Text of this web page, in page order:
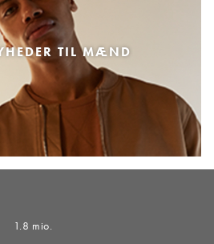
TIL MÆND
1.8 mio.